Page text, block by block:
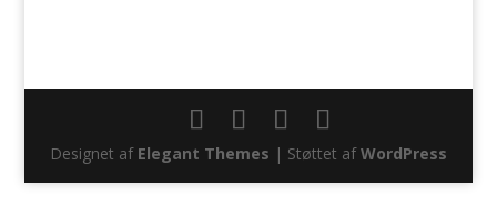
Designet af Elegant Themes | Støttet afWordPress